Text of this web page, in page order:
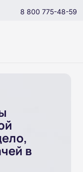
8 800 775-48-59
в